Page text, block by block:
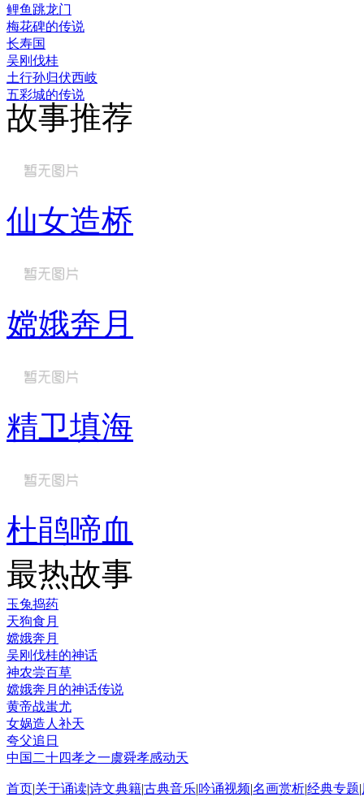
鲤鱼跳龙门
梅花碑的传说
长寿国
吴刚伐桂
土行孙归伏西岐
五彩城的传说
故事推荐
仙女造桥
嫦娥奔月
精卫填海
杜鹃啼血
最热故事
玉兔捣药
天狗食月
嫦娥奔月
吴刚伐桂的神话
神农尝百草
嫦娥奔月的神话传说
黄帝战蚩尤
女娲造人补天
夸父追日
中国二十四孝之一虞舜孝感动天
首页|关于诵读|诗文典籍|古典音乐|吟诵视频|名画赏析|经典专题|